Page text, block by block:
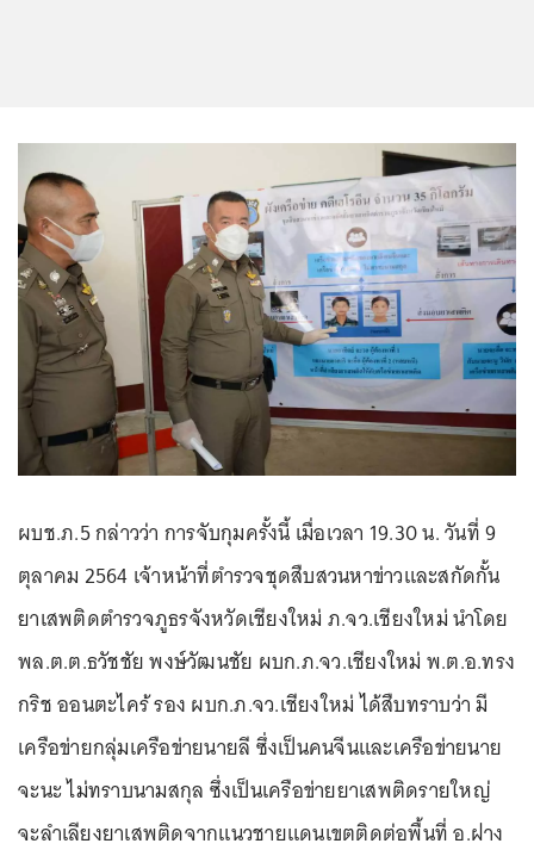
ผบช.ภ.5 กล่าวว่า การจับกุมครั้งนี้ เมื่อเวลา 19.30 น. วันที่ 9
ตุลาคม 2564 เจ้าหน้าที่ตำรวจชุดสืบสวนหาข่าวและสกัดกั้น
ยาเสพติดตำรวจภูธรจังหวัดเชียงใหม่ ภ.จว.เชียงใหม่ นำโดย
พล.ต.ต.ธวัชชัย พงษ์วัฒนชัย ผบก.ภ.จว.เชียงใหม่ พ.ต.อ.ทรง
กริช ออนตะไคร้ รอง ผบก.ภ.จว.เชียงใหม่ ได้สืบทราบว่า มี
เครือข่ายกลุ่มเครือข่ายนายลี ซึ่งเป็นคนจีนและเครือข่ายนาย
จะนะ ไม่ทราบนามสกุล ซึ่งเป็นเครือข่ายยาเสพติดรายใหญ่
จะลำเลียงยาเสพติดจากแนวชายแดนเขตติดต่อพื้นที่ อ.ฝาง